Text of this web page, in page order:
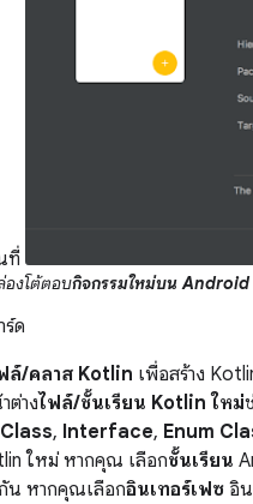
ที่
องโต้ตอบกิจกรรมใหม่บน Android
ร์ด
ล์/คลาส Kotlin เพื่อสร้าง
ต่างไฟล์/ชั้นเรียน Kotlin ใหม่
Class, Interface, Enum
ใหม่ หากคุณ เลือกชั้นเรียน
น หากคุณเลือกอินเทอร์เฟซ อิ